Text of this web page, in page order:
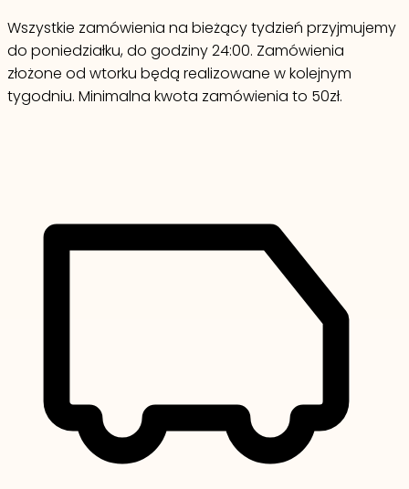
Wszystkie zamówienia na bieżący tydzień przyjmujemy
do poniedziałku, do godziny 24:00. Zamówienia
złożone od wtorku będą realizowane w kolejnym
tygodniu. Minimalna kwota zamówienia to 50zł.